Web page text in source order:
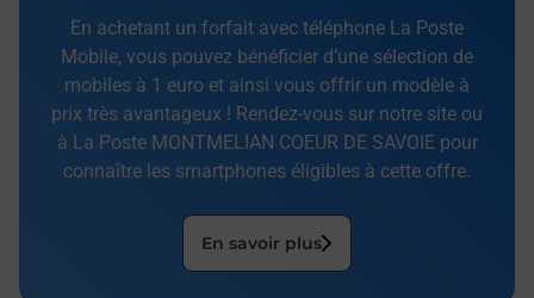
En achetant un forfait avec téléphone La Poste
Mobile, vous pouvez bénéficier d’une sélection de
mobiles à 1 euro et ainsi vous offrir un modèle à
prix très avantageux ! Rendez-vous sur notre site ou
à La Poste MONTMELIAN COEUR DE SAVOIE pour
connaître les smartphones éligibles à cette offre.
En savoir plus